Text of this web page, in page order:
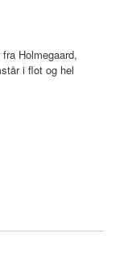
Holmegaard,
i flot og hel